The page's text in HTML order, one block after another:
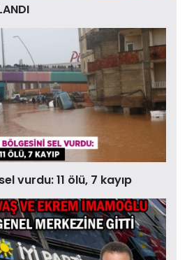
vurdu: 11 ölü, 7 kayıp